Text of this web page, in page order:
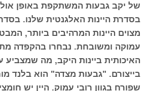
של יקב גבעות המשתקפת באופן
בסדרת היינות האלגנטית שלנו.
מצוים היינות המרהיבים ביותר,
עמוקה ומשובחת. נבחרו בהקפדה
האיכותית ביינות היקב, מה שמצביע
בייצורם. "גבעות מצדה" הוא בלנד
שפורח בגוון רובי עמוק. היין יש